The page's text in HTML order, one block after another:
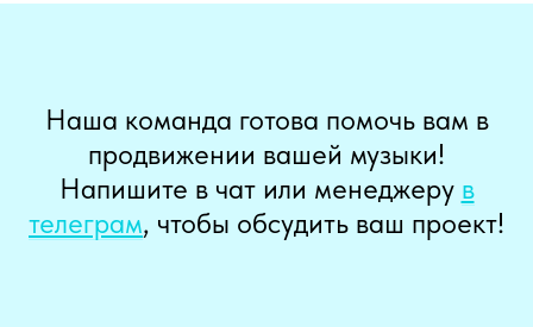
Наша команда готова помочь вам в
продвижении вашей музыки!
Напишите в чат или менеджеру в
телеграм, чтобы обсудить ваш проект!